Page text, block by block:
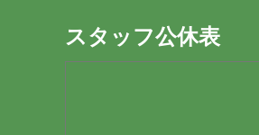
スタッフ公休表